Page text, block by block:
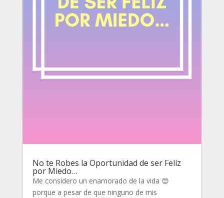
No te Robes la Oportunidad de ser Feliz
por Miedo…
Me considero un enamorado de la vida 😍
porque a pesar de que ninguno de mis